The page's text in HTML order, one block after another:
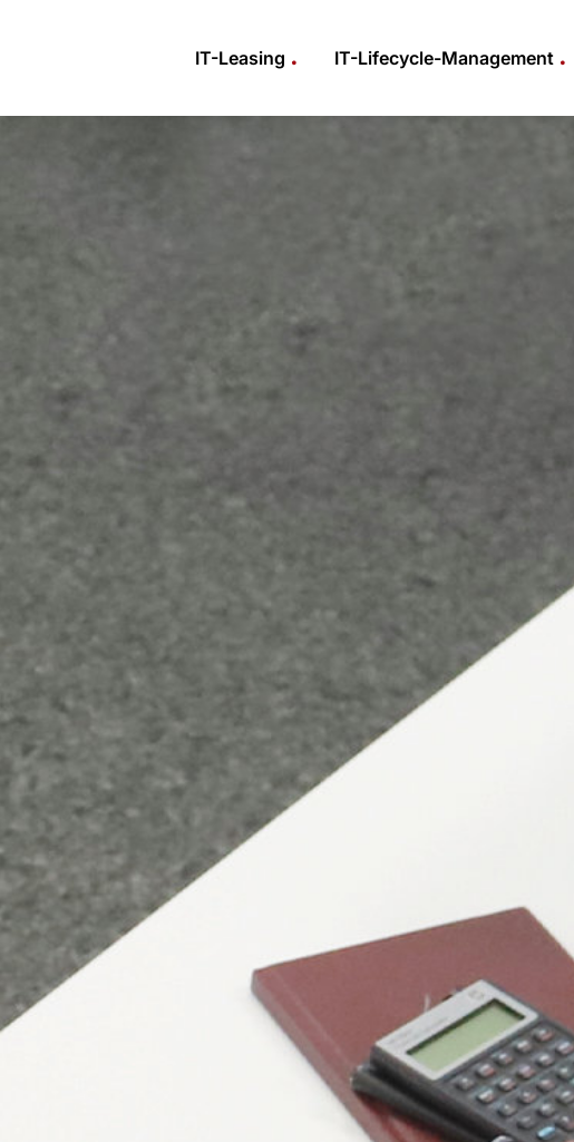
IT-Leasing . IT-Lifecycle-Management .